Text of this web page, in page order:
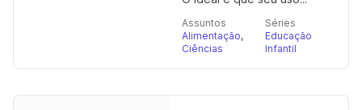
Assuntos
Alimentação,
Ciências
Séries
Educação
Infantil